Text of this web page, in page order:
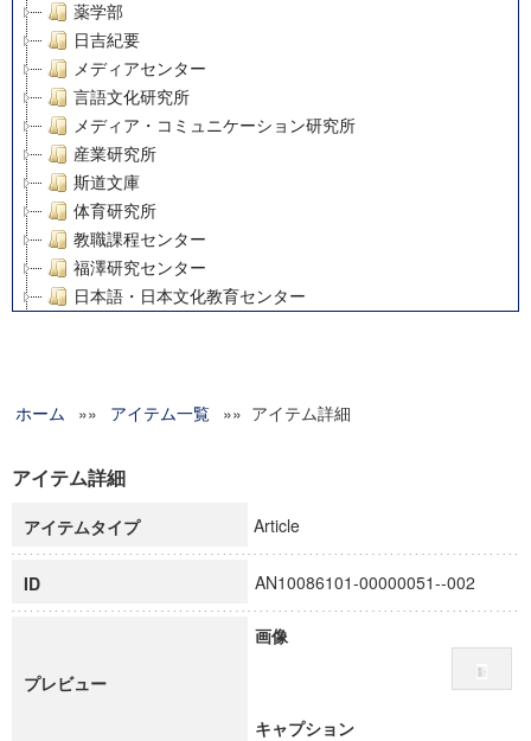
薬学部
日吉紀要
メディアセンター
言語文化研究所
メディア・コミュニケーション研究所
産業研究所
斯道文庫
体育研究所
教職課程センター
福澤研究センター
日本語・日本文化教育センター
グローバルリサーチインスティテュート
科学研究費補助金研究成果報告書
慶應義塾大学グローバルCOEプログラム市民社会ガバナンス
慶應義塾大学グローバルCOEプログラム論理と感性の先端的
博士課程教育リーディングプログラム「超成熟社会発展のサ
学術雑誌掲載論文等(8)
ホーム »» アイテム一覧 »» アイテム詳細
アイテム詳細
アイテムタイプ Article
ID AN10086101-00000051--002
プレビュー
画像
キャプション